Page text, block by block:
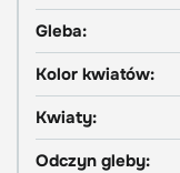
Gleba:
Kolor kwiatów:
Kwiaty:
Odczyn gleby: